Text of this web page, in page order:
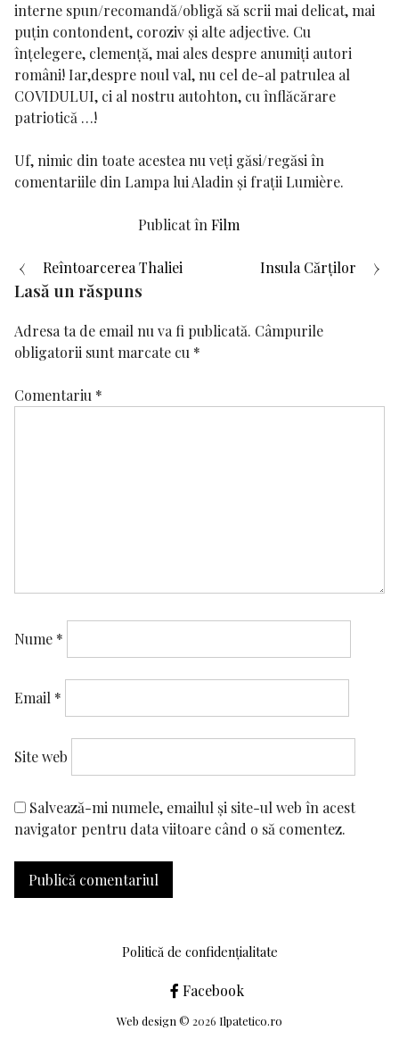
interne spun/recomandă/obligă să scrii mai delicat, mai
puțin contondent, coroziv și alte adjective. Cu
înțelegere, clemență, mai ales despre anumiți autori
români! Iar,despre noul val, nu cel de-al patrulea al
COVIDULUI, ci al nostru autohton, cu înflăcărare
patriotică …!
Uf, nimic din toate acestea nu veți găsi/regăsi în
comentariile din Lampa lui Aladin și frații Lumière.
Publicat în Film
Navigare
articole
Insula Cărților
Reîntoarcerea Thaliei
Lasă un răspuns
Adresa ta de email nu va fi publicată. Câmpurile
obligatorii sunt marcate cu *
Comentariu *
Nume *
Email *
Site web
Salvează-mi numele, emailul și site-ul web în acest
navigator pentru data viitoare când o să comentez.
Politică de confidențialitate
Facebook
Web design © 2026 Ilpatetico.ro